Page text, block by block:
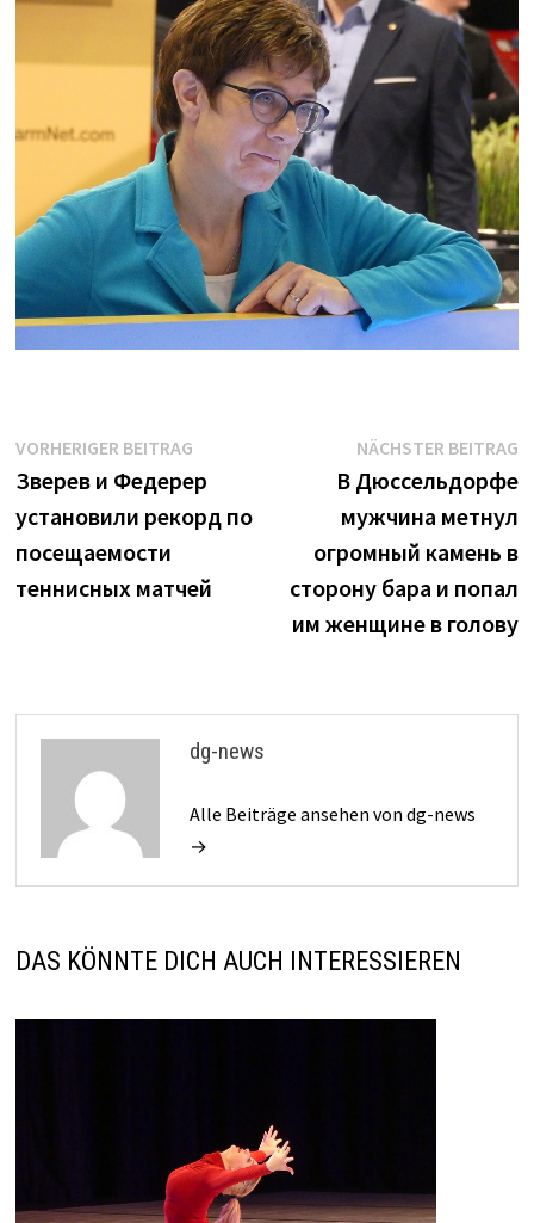
Beitrags-
Navigation
VORHERIGER BEITRAGVorheriger
Beitrag:
Зверев и Федерер
установили рекорд по
посещаемости
теннисных матчей
NÄCHSTER BEITRAG
В Дюссельдорфе
мужчина метнул
огромный камень в
сторону бара и попал
им женщине в голову
dg-news
Alle Beiträge ansehen von dg-news
→
DAS KÖNNTE DICH AUCH INTERESSIEREN